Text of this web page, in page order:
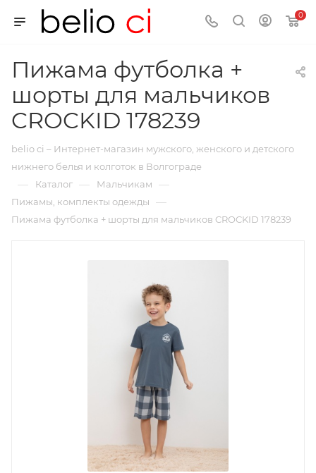
0
Пижама футболка +
шорты для мальчиков
CROCKID 178239
belio ci – Интернет-магазин мужского, женского и детского
нижнего белья и колготок в Волгограде
— Каталог — Мальчикам —
Пижамы, комплекты одежды —
Пижама футболка + шорты для мальчиков CROCKID 178239